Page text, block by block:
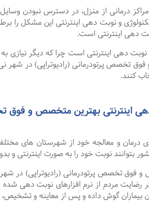
درمانی از منزل، در دسترس نبودن
دهی اینترنتی است.
دهی اینترنتی است چرا که دیگر نیازی به
تخصص پرتودرمانی (رادیوتراپی) در شهر نی
کنند.
درمان و معالجه خود از شهرستان های
بتوانند نوبت خود را به صورت اینترنتی و
تخصص پرتودرمانی (رادیوتراپی) در شهر
رضایت مردم از نرم افزارهای نوبت دهی
گوش داده و پس از معاینه و تشخیص،